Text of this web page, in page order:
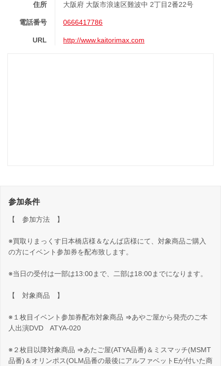
住所 大阪府 大阪市浪速区難波中 2丁目2番22号
電話番号 0666417786
URL http://www.kaitorimax.com
参加条件
【 参加方法 】
※買取りまっくす日本橋店様＆なんば店様にて、対象商品ご購入
の方にイベント参加券を配布致します。
※当日の受付は一部は13:00まで、二部は18:00までになります。
【 対象商品 】
※１枚目イベント参加券配布対象商品 ⇒あやご屋から発売のご本
人出演DVD ATYA-020
※２枚目以降対象商品 ⇒あたご屋(ATYA品番)＆ミスマッチ(MSMT
品番)＆オリンポス(OLM品番の最後にアルファベットEが付いた商